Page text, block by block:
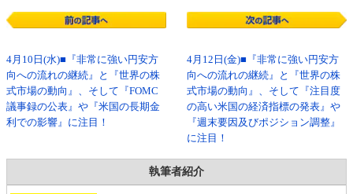
4月10日(水)■『非常に強い円安方
向への流れの継続』と『世界の株
式市場の動向』、そして『FOMC
議事録の公表』や『米国の長期金
利での影響』に注目！
4月12日(金)■『非常に強い円安方
向への流れの継続』と『世界の株
式市場の動向』、そして『注目度
の高い米国の経済指標の発表』や
『週末要因及びポジション調整』
に注目！
執筆者紹介